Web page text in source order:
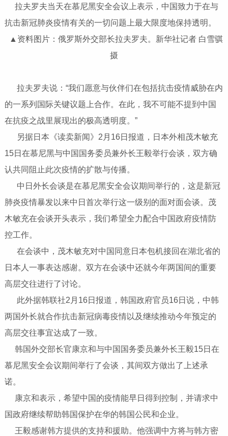
拉夫罗夫当天在慕尼黑安全会议上表示，中国致力于在与
抗击新冠肺炎疫情有关的一切问题上最大限度地保持透明。
▲资料图片：俄罗斯外交部长拉夫罗夫。新华社记者 白雪骐
摄
拉夫罗夫说：“我们愿意与伙伴们在包括抗击疫情威胁在内
的一系列国际关键议题上合作。在此，我不可能不提到中国
在抗疫之战里展现出的极高透明度。”
另据日本《读卖新闻》2月16日报道，日本外相茂木敏充
15日在慕尼黑与中国国务委员兼外长王毅举行会谈，双方确
认共同阻止此次疫情的扩散与传播。
中日外长会谈是在慕尼黑安全会议期间举行的，这是新冠
肺炎疫情暴发以来中日首次举行这一级别的面对面会谈。茂
木敏充在会谈开头表示，我们希望全力配合中国政府疫情防
控工作。
在会谈中，茂木敏充对中国同意日本包机接回在湖北省的
日本人一事表达感谢。双方在会谈中还就今年两国间的重要
高层交往进行了讨论。
此外据韩联社2月16日报道，韩国政府官员16日说，中韩
两国外长就合作抗击新冠病毒疫情以及继续推动今年预定的
高层交往事宜达成了一致。
韩国外交部长官康京和与中国国务委员兼外长王毅15日在
慕尼黑安全会议期间举行了会谈，其间双方做出了上述承
诺。
康京和表示，希望中国的疫情能早日得到控制，并请求中
国政府继续帮助韩国保护在华的韩国公民和企业。
王毅感谢韩方提供的支持和援助。他强调中方将与韩方密